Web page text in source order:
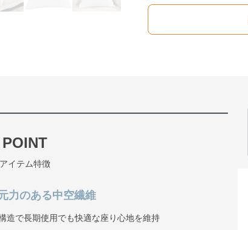
POINT
アイテム特徴
力のある中空繊維
造で長期使用でも快適な座り心地を維持